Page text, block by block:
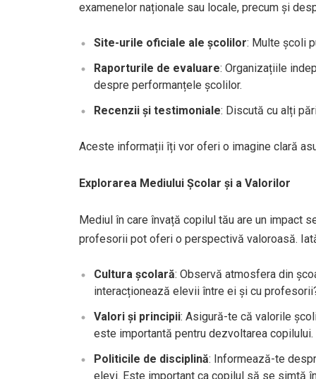
examenelor naționale sau locale, precum și
Site-urile oficiale ale școlilor: Multe școli
Raporturile de evaluare: Organizațiile
despre performanțele școlilor.
Recenzii și testimoniale: Discută cu alți
Aceste informații îți vor oferi o imagine clară
Explorarea Mediului Școlar și a Valorilor
Mediul în care învață copilul tău are un impact
profesorii pot oferi o perspectivă valoroasă.
Cultura școlară: Observă atmosfera din
interacționează elevii între ei și cu
Valori și principii: Asigură-te că valorile
este importantă pentru dezvoltarea copilului.
Politicile de disciplină: Informează-te
elevi. Este important ca copilul să se simtă